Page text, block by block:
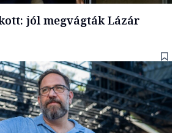
jól megvágták Lázár